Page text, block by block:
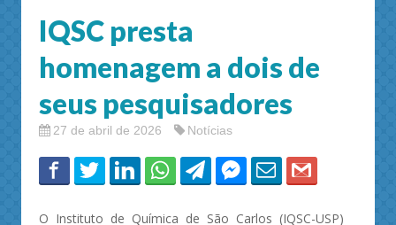
IQSC presta
homenagem a dois de
seus pesquisadores
27 de abril de 2026 Notícias
O Instituto de Química de São Carlos (IQSC-USP)